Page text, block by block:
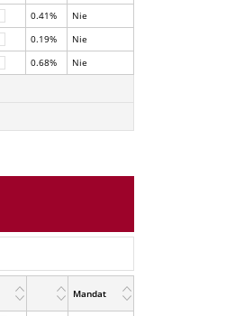
0.41%
Nie
0.19%
Nie
0.68% Nie
Mandat